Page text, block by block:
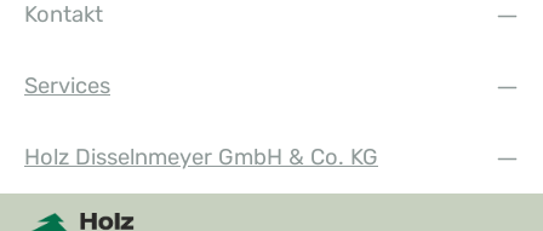
Kontakt
Services
Holz Disselnmeyer GmbH & Co. KG